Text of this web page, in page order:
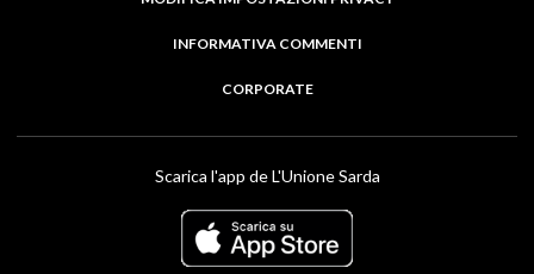
INFORMATIVA COMMENTI
CORPORATE
Scarica l'app de L'Unione Sarda